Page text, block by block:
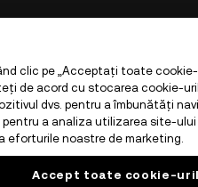
DEX
clic pe „Acceptați toate cookie-
de acord cu stocarea cookie-
dvs. pentru a îmbunătăți
pentru a analiza utilizarea site-ului
eforturile noastre de marketing.
Accept toate cookie-